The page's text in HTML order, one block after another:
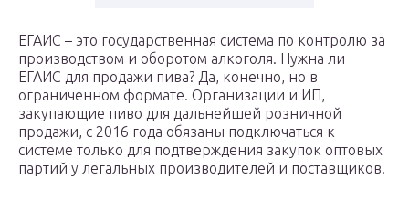
ЕГАИС – это государственная система по контролю за
производством и оборотом алкоголя. Нужна ли
ЕГАИС для продажи пива? Да, конечно, но в
ограниченном формате. Организации и ИП,
закупающие пиво для дальнейшей розничной
продажи, с 2016 года обязаны подключаться к
системе только для подтверждения закупок оптовых
партий у легальных производителей и поставщиков.